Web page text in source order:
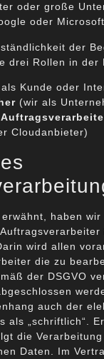
oder große
oder
der
drei Rollen in der
Kunde oder
(wir als
Cloudanbieter)
haben wir
wird allen
die zu
der DSGVO
auch der
als „schriftlich“.
die
Daten. Im